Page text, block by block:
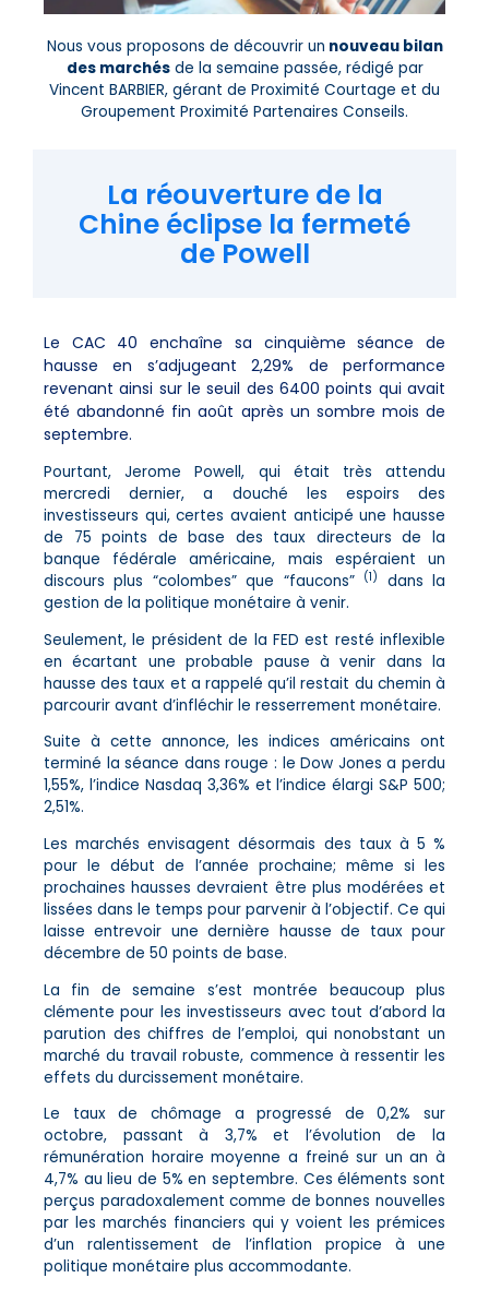
Nous vous proposons de découvrir un nouveau bilan
des marchésde la semaine passée, rédigé par
Vincent BARBIER, gérant de Proximité Courtage et du
Groupement Proximité Partenaires Conseils.
La réouverture de la
Chine éclipse la fermeté
de Powell
Le CAC 40 enchaîne sa cinquième séance de
hausse en s’adjugeant 2,29% de performance
revenant ainsi sur le seuil des 6400 points qui avait
été abandonné fin août après un sombre mois de
septembre.
Pourtant, Jerome Powell, qui était très attendu
mercredi dernier, a douché les espoirs des
investisseurs qui, certes avaient anticipé une hausse
de 75 points de base des taux directeurs de la
banque fédérale américaine, mais espéraient un
discours plus “colombes” que “faucons” (1)
dans la
gestion de la politique monétaire à venir.
Seulement, le président de la FED est resté inflexible
en écartant une probable pause à venir dans la
hausse des taux et a rappelé qu’il restait du chemin à
parcourir avant d’infléchir le resserrement monétaire.
Suite à cette annonce, les indices américains ont
terminé la séance dans rouge : le Dow Jones a perdu
1,55%, l’indice Nasdaq 3,36% et l’indice élargi S&P 500;
2,51%.
Les marchés envisagent désormais des taux à 5 %
pour le début de l’année prochaine; même si les
prochaines hausses devraient être plus modérées et
lissées dans le temps pour parvenir à l’objectif. Ce qui
laisse entrevoir une dernière hausse de taux pour
décembre de 50 points de base.
La fin de semaine s’est montrée beaucoup plus
clémente pour les investisseurs avec tout d’abord la
parution des chiffres de l’emploi, qui nonobstant un
marché du travail robuste, commence à ressentir les
effets du durcissement monétaire.
Le taux de chômage a progressé de 0,2% sur
octobre, passant à 3,7% et l’évolution de la
rémunération horaire moyenne a freiné sur un an à
4,7% au lieu de 5% en septembre. Ces éléments sont
perçus paradoxalement comme de bonnes nouvelles
par les marchés financiers qui y voient les prémices
d’un ralentissement de l’inflation propice à une
politique monétaire plus accommodante.